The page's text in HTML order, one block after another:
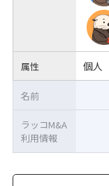
属性 個人
名前
ラッコM&A
利用情報